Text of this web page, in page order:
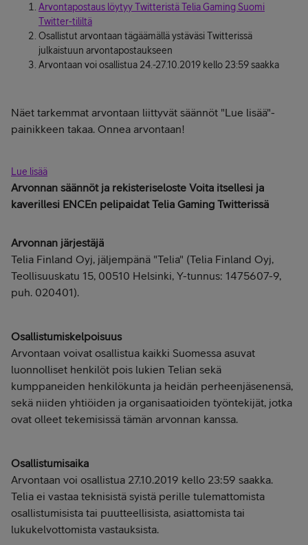
Arvontapostaus löytyy Twitteristä Telia Gaming Suomi
Twitter-tililtä
Osallistut arvontaan tägäämällä ystäväsi Twitterissä
julkaistuun arvontapostaukseen
Arvontaan voi osallistua 24.-27.10.2019 kello 23:59 saakka
Näet tarkemmat arvontaan liittyvät säännöt "Lue lisää"-
painikkeen takaa. Onnea arvontaan!
Lue lisää
Arvonnan säännöt ja rekisteriseloste Voita itsellesi ja
kaverillesi ENCEn pelipaidat Telia Gaming Twitterissä
Arvonnan järjestäjä
Telia Finland Oyj, jäljempänä "Telia" (Telia Finland Oyj,
Teollisuuskatu 15, 00510 Helsinki, Y-tunnus: 1475607-9,
puh. 020401).
Osallistumiskelpoisuus
Arvontaan voivat osallistua kaikki Suomessa asuvat
luonnolliset henkilöt pois lukien Telian sekä
kumppaneiden henkilökunta ja heidän perheenjäsenensä,
sekä niiden yhtiöiden ja organisaatioiden työntekijät, jotka
ovat olleet tekemisissä tämän arvonnan kanssa.
Osallistumisaika
Arvontaan voi osallistua 27.10.2019 kello 23:59 saakka.
Telia ei vastaa teknisistä syistä perille tulemattomista
osallistumisista tai puutteellisista, asiattomista tai
lukukelvottomista vastauksista.